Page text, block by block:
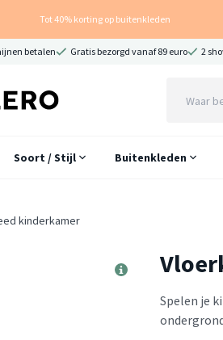
Tot 40% korting op buitenkleden
betalen Gratis bezorgd vanaf 89 euro 2
Soort / Stijl Buitenkleden
kinderkamer
Spelen je